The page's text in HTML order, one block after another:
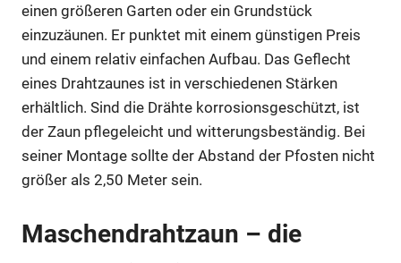
einen größeren Garten oder ein Grundstück
einzuzäunen. Er punktet mit einem günstigen Preis
und einem relativ einfachen Aufbau. Das Geflecht
eines Drahtzaunes ist in verschiedenen Stärken
erhältlich. Sind die Drähte korrosionsgeschützt, ist
der Zaun pflegeleicht und witterungsbeständig. Bei
seiner Montage sollte der Abstand der Pfosten nicht
größer als 2,50 Meter sein.
Maschendrahtzaun – die